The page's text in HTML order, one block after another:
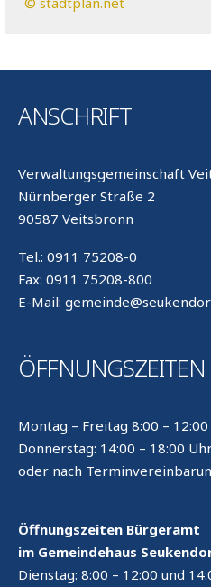
ANSCHRIFT
Verwaltungsgemeinschaft
Nürnberger Straße 2
90587 Veitsbronn
Tel.: 0911 75208-0
Fax: 0911 75208-800
E-Mail:
ÖFFNUNGSZEITEN
Montag – Freitag 8:00 –
Donnerstag: 14:00 – 18:00
oder nach
Öffnungszeiten Bürgeramt
im Gemeindehaus
Dienstag: 8:00 – 12:00 und